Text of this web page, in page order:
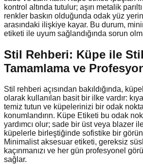
kontrol altında tutulur; aşırı metalik
renkler baskın olduğunda odak yüz
arasındaki ilişkiye kayar. Bu durum,
etiketi ile uyum sağlandığında sorun
Stil Rehberi: Küpe ile
Tamamlama ve
Stil rehberi açısından bakıldığında,
olarak kullanılan basit bir ilke vardır:
temiz tutun ve küpelerinizi bir odak
konumlandırın. Küpe Etiketi bu odak
yardımcı olur; sade bir üst veya blazer
küpelerle birleştiğinde sofistike bir
Minimalist aksesuar etiketi, gereksiz
kaçınmanızı ve her gün profesyonel
sağlar.